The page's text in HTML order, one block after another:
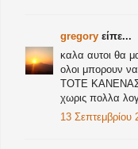
gregory είπε...
καλα αυτοι θα
ολοι μπορουν
ΤΟΤΕ
χωρις πολλα
13 Σεπτεμβρίου